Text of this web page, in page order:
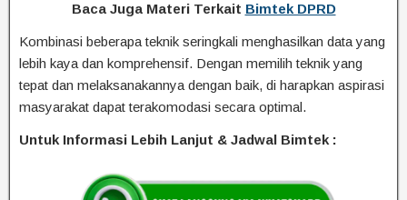
Baca Juga Materi Terkait Bimtek DPRD
Kombinasi beberapa teknik seringkali menghasilkan data yang
lebih kaya dan komprehensif. Dengan memilih teknik yang
tepat dan melaksanakannya dengan baik, di harapkan aspirasi
masyarakat dapat terakomodasi secara optimal.
Untuk Informasi Lebih Lanjut & Jadwal Bimtek :